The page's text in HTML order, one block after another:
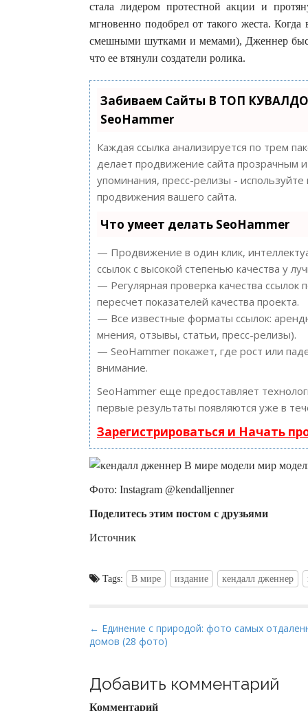
стала лидером протестной акции и
мгновенно подобрел от такого жеста.
смешными шутками и мемами), Дженнер
что ее втянули создатели ролика.
Забиваем Сайты В ТОП
SeoHammer
Каждая ссылка анализируется по трем
делает продвижение сайта прозрачным
упоминания, пресс-релизы -
продвижения вашего сайта.
Что умеет делать SeoHammer
— Продвижение в один клик,
ссылок с высокой степенью качества у
— Регулярная проверка качества
пересчет показателей качества проекта.
— Все известные форматы ссылок:
мнения, отзывы, статьи, пресс-релизы).
— SeoHammer покажет, где рост или
внимание.
SeoHammer еще предоставляет
первые результаты появляются уже в
Зарегистрироваться и Начать
Фото: Instagram @kendalljenner
Поделитесь этим постом с друзьями
Источник
Tags: В мире издание кендалл дженнер
P
o
t
n
← Единение с природой: фото самых
домов (28 фото)
Добавить комментарий
Комментарий